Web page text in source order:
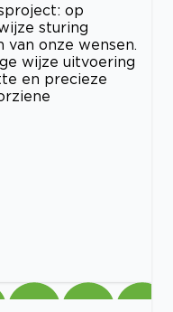
op
sturing
van onze wensen.
wijze uitvoering
en precieze